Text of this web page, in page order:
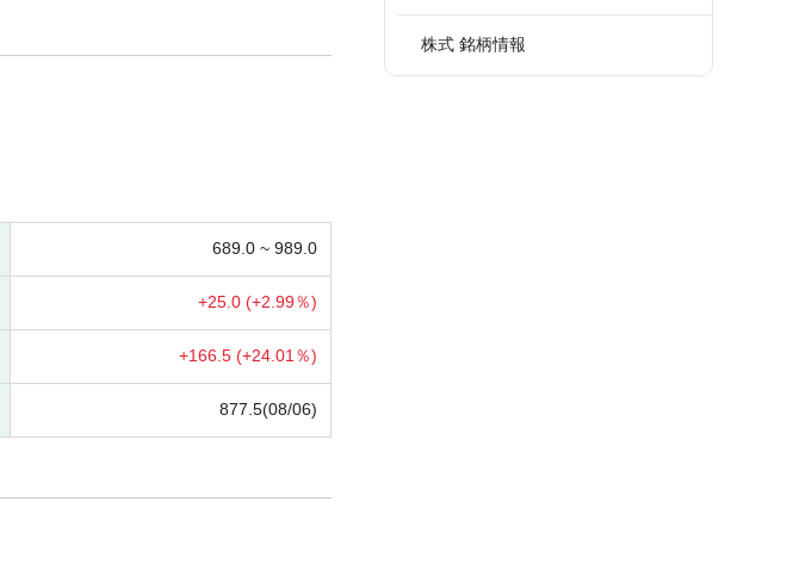
689.0 ~ 989.0
+25.0 (+2.99％)
+166.5 (+24.01％)
877.5(08/06)
株式 銘柄情報